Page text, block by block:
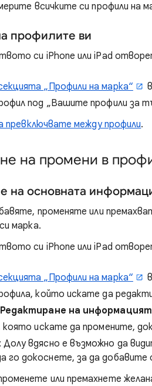
всичките си профили на
профилите ви
си iPhone или iPad
„Профили на марка“
под „Вашите профили за
превключвате между профили.
на промени в
на основната
променяте или
марка.
си iPhone или iPad
„Профили на марка“
който искате да
Редактиране на
искате да промените,
: Долу вдясно е възможно да
го докоснете, за да добавите
или премахнете